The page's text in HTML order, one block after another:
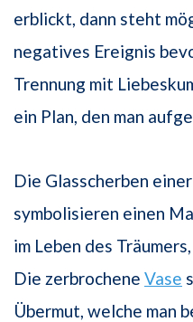
erblickt, dann steht
negatives Ereignis
Trennung mit
ein Plan, den man
Die Glasscherben einer
symbolisieren einen
im Leben des
Die zerbrochene Vase
Übermut, welche man